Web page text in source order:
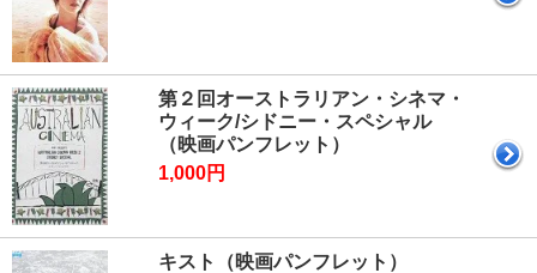
第２回オーストラリアン・シネマ・
ウィーク/シドニー・スペシャル
（映画パンフレット）
1,000円
キスト（映画パンフレット）